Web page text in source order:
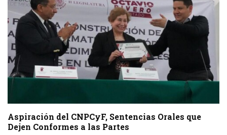
Aspiración del CNPCyF, Sentencias Orales que
Dejen Conformes a las Partes